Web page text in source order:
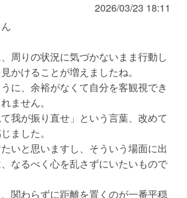
2026/03/23 18:11
周りの状況に気づかないまま行動し
かけることが増えましたね。
に、余裕がなくて自分を客観視でき
ません。
て我が振り直せ」という言葉、改めて
ました。
いと思いますし、そういう場面に出
なるべく心を乱さずにいたいもので
関わらずに距離を置くのが一番平穏